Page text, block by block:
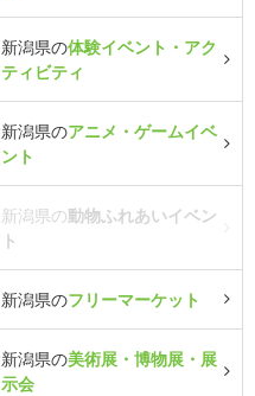
新潟県の体験イベント・アク
ティビティ
新潟県のアニメ・ゲームイベ
ント
新潟県の動物ふれあいイベン
ト
新潟県のフリーマーケット
新潟県の美術展・博物展・展
示会